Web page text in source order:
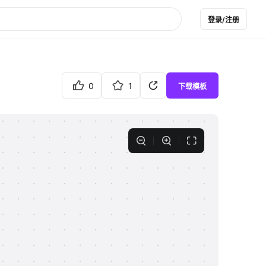
登录/注册
0 1 下载模板